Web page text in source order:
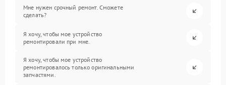
Мне нужен срочный ремонт. Сможете
сделать?
Я хочу, чтобы мое устройство
ремонтировали при мне.
Я хочу, чтобы мое устройство
ремонтировалось только оригинальными
запчастями.